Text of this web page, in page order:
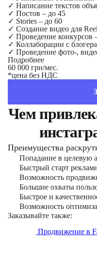
✓ Написание текстов
✓ Постов – до 45
✓ Stories – до 60
✓ Создание видео для
✓ Проведение конкурсов
✓ Коллаборации с
✓ Проведение фото-,
Подробнее
60 000 грн/мес.
*цена без НДС
Чем
Преимущества
Попадание в целевую
Быстрый старт
Возможность
Большие охваты
Быстрое и
Возможность
Заказывайте также:
Продвижение в